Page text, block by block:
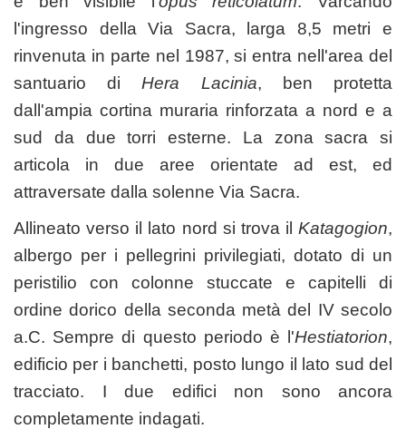
l'ingresso della Via Sacra, larga 8,5 metri e
rinvenuta in parte nel 1987, si entra nell'area del
santuario di
Hera Lacinia, ben protetta
dall'ampia cortina muraria rinforzata a nord e a
sud da due torri esterne. La zona sacra si
articola in due aree orientate ad est, ed
attraversate dalla solenne Via Sacra.
Allineato verso il lato nord si trova il Katagogion,
albergo per i pellegrini privilegiati, dotato di un
peristilio con colonne stuccate e capitelli di
ordine dorico della seconda metà del IV secolo
a.C. Sempre di questo periodo è l'Hestiatorion,
edificio per i banchetti, posto lungo il lato sud del
tracciato. I due edifici non sono ancora
completamente indagati.